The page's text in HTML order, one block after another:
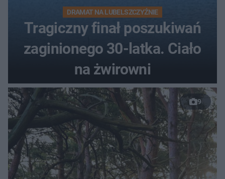
DRAMAT NA LUBELSZCZYŹNIE
Tragiczny finał poszukiwań
zaginionego 30-latka. Ciało
na żwirowni
9